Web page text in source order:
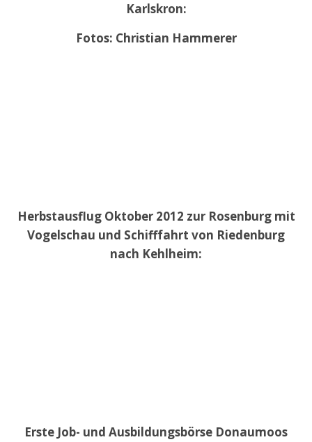
Karlskron:
Fotos: Christian Hammerer
Herbstausflug Oktober 2012 zur Rosenburg mit
Vogelschau und Schifffahrt von Riedenburg
nach Kehlheim:
Erste Job- und Ausbildungsbörse Donaumoos